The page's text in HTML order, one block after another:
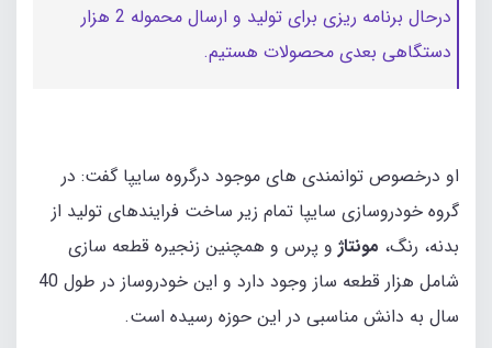
درحال برنامه ریزی برای تولید و ارسال محموله 2 هزار
دستگاهی بعدی محصولات هستیم.
او درخصوص توانمندی های موجود درگروه سایپا گفت: در
گروه خودروسازی سایپا تمام زیر ساخت فرایندهای تولید از
بدنه، رنگ، مونتاژ و پرس و همچنین زنجیره قطعه سازی
شامل هزار قطعه ساز وجود دارد و این خودروساز در طول 40
سال به دانش مناسبی در این حوزه رسیده است.